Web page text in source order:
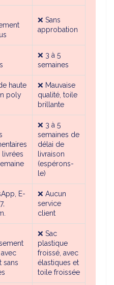
❌ Sans
approbation
❌ 3 à 5
semaines
haute
poly
❌ Mauvaise
qualité, toile
brillante
livrées
❌ 3 à 5
semaines de
délai de
livraison
(espérons-
le)
E-
❌ Aucun
service
client
sans
❌ Sac
plastique
froissé, avec
élastiques et
toile froissée